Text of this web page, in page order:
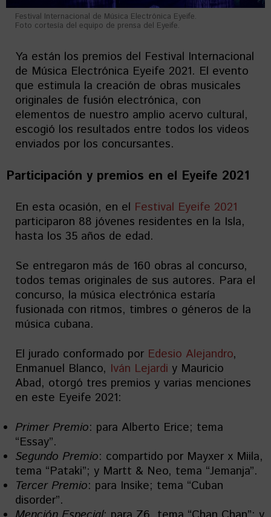
Festival Internacional de Música Electrónica Eyeife.
Foto cortesía del equipo de prensa del Eyeife.
Ya están los premios del Festival Internacional
de Música Electrónica Eyeife 2021. El evento
que estimula la creación de obras musicales
originales de fusión electrónica, con
elementos de nuestro amplio acervo cultural,
escogió los resultados entre todos los videos
enviados por los concursantes.
Participación y premios en el Eyeife 2021
En esta ocasión, en el Festival Eyeife 2021
participaron 88 jóvenes residentes en la Isla,
hasta los 35 años de edad.
Se entregaron más de 160 obras al concurso,
todos temas originales de sus autores. Para el
concurso, la música electrónica estaría
fusionada con ritmos, timbres o géneros de la
música cubana.
El jurado conformado por Edesio Alejandro,
Enmanuel Blanco, Iván Lejardi y Mauricio
Abad, otorgó tres premios y varias menciones
en este Eyeife 2021:
Primer Premio: para Alberto Erice; tema
“Essay”.
Segundo Premio: compartido por Mayxer x Miila,
tema “Pataki”; y Martt & Neo, tema “Jemanja”.
Tercer Premio: para Insike; tema “Cuban
disorder”.